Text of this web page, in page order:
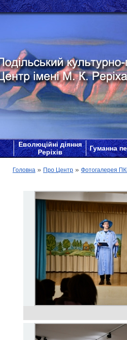
Еволюційні діяння
Реріхів
Гуманна
Головна » Про Центр » Фотогалерея